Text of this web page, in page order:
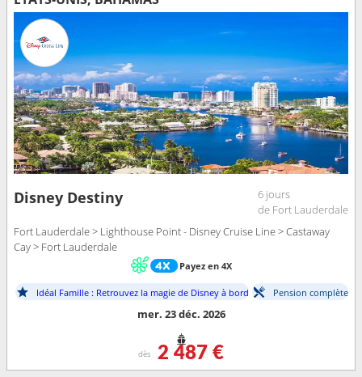
Disney Destiny
6 jours
de Fort Lauderdale
Fort Lauderdale > Lighthouse Point - Disney Cruise Line > Castaway
Cay > Fort Lauderdale
Payez en 4X
Idéal Famille : Retrouvez la magie de Disney à bord Pension complète
mer. 23 déc. 2026
dès 2 487 €